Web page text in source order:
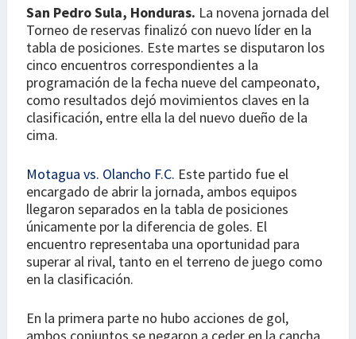
San Pedro Sula, Honduras. La novena jornada del
Torneo de reservas finalizó con nuevo líder en la
tabla de posiciones. Este martes se disputaron los
cinco encuentros correspondientes a la
programación de la fecha nueve del campeonato,
como resultados dejó movimientos claves en la
clasificación, entre ella la del nuevo dueño de la
cima.
Motagua vs. Olancho F.C. Este partido fue el
encargado de abrir la jornada, ambos equipos
llegaron separados en la tabla de posiciones
únicamente por la diferencia de goles. El
encuentro representaba una oportunidad para
superar al rival, tanto en el terreno de juego como
en la clasificación.
En la primera parte no hubo acciones de gol,